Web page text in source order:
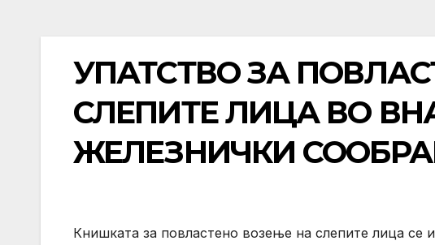
УПАТСТВО ЗА
СЛЕПИТЕ ЛИЦА ВО
ЖЕЛЕЗНИЧКИ
Книшката за повластено возење на слепите лица се